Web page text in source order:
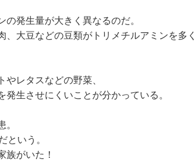
発生量が大きく異なるのだ。
大豆などの豆類がトリメチルアミンを多く
レタスなどの野菜、
生させにくいことが分かっている。
。
という。
族がいた！